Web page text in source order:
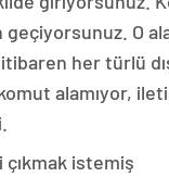
O
her türlü
alamıyor,
istemiş